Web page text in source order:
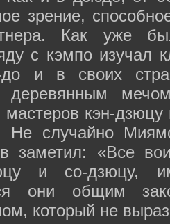
зрение,
Как уже
с кэмпо изучал
и в своих
деревянным
мастеров кэн-
Не случайно
заметил: «Все
и со-дзюцу,
они общим
который не